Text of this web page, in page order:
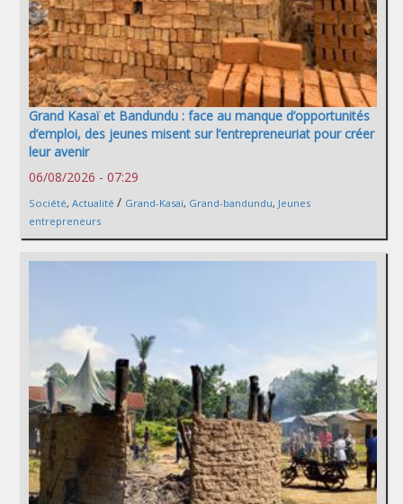
Grand Kasaï et Bandundu : face au manque d’opportunités
d’emploi, des jeunes misent sur l’entrepreneuriat pour créer
leur avenir
06/08/2026 - 07:29
Société, Actualité / Grand-Kasaï, Grand-bandundu, Jeunes
entrepreneurs